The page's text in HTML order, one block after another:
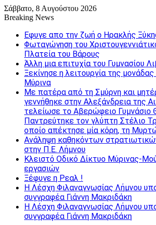
Σάββατο, 8 Αυγούστου 2026
Breaking News
Εφυγε απο την ζωή o Ηρακλής
Φωταγώγηση του
Πλατεία του Βάρους
Άλλη μια επιτυχία του Γυμνασίου
Ξεκίνησε η λειτουργία της
Μύρινα
Με πατέρα από τη Σμύρνη και
γεννήθηκε στην Αλεξάνδρεια της
τελείωσε το Αβερώφειο Γυμνάσιο
Παντρεύτηκε τον γλύπτη Στέλιο
οποίο απέκτησε μία κόρη, τη
Ανάληψη καθηκόντων
στην Π.Ε. Λήμνου
Κλειστό Οδικό Δίκτυο Μύρινας-
εργασιών
Ξέφυγε η Ρεαλ !
Η Λέσχη Φιλαναγνωσίας Λήμνου
συγγραφέα Γιάννη Μακριδάκη
Η Λέσχη Φιλαναγνωσίας Λήμνου
συγγραφέα Γιάννη Μακριδάκη